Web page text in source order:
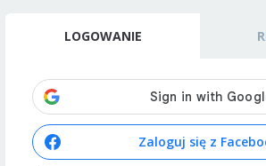
LOGOWANIE
Zaloguj się z